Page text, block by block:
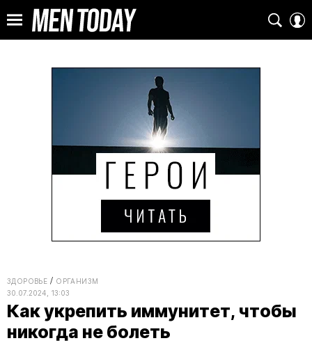
ЗДОРОВЬЕ
ОРГАНИЗМ
30.07.2024, 13:03
Как укрепить иммунитет, чтобы
никогда не болеть